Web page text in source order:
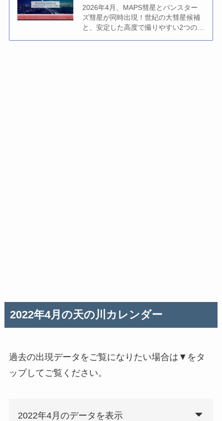
2026年4月、MAPS彗星とパンスター
ズ彗星が同時出現！世紀の大彗星候補
と、安定した高度で撮りやすい2つの彗
2022年4月の天の川カレンダー
過去の出現データをご覧になりたい場合は▼をタ
ップしてご覧ください。
2022年4月のデータを表示